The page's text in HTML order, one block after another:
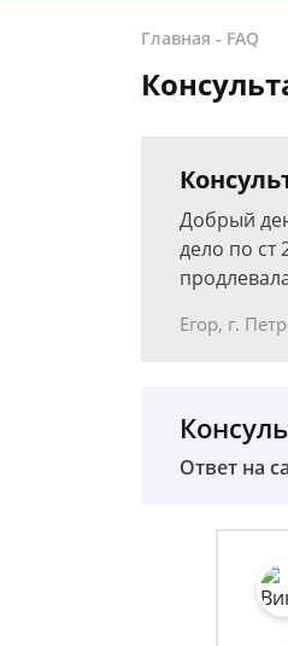
Главная - FAQ
Добрый
дело по ст
Егор, г.
Ответ на